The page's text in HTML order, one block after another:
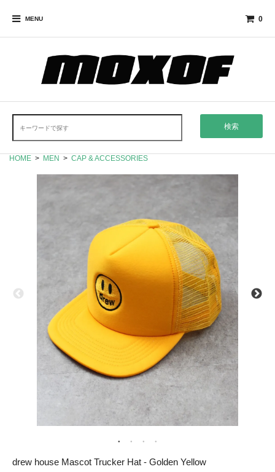
MENU 0
検索
HOME > MEN > CAP & ACCESSORIES
drew house Mascot Trucker Hat - Golden Yellow